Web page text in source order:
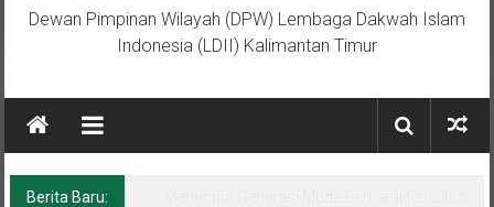
Dewan Pimpinan Wilayah (DPW) Lembaga Dakwah Islam
Indonesia (LDII) Kalimantan Timur
Berita Baru: